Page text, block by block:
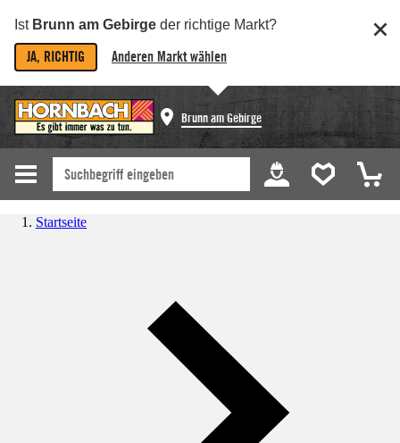
Ist Brunn am Gebirge der richtige Markt?
JA, RICHTIG Anderen Markt wählen
Brunn am Gebirge
Startseite